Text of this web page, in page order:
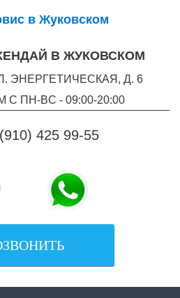
В ЖУКОВСКОМ
ЭНЕРГЕТИЧЕСКАЯ, Д. 6
ПН-ВC - 09:00-20:00
425 99-55